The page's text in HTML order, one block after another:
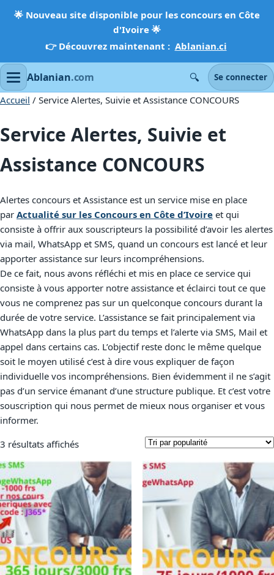
🌟 Nouveau site disponible pour les concours en Côte
d'Ivoire 🌟
👉 Découvrez maintenant : Ablanian.ci
Ablanian.com 🔍 Se connecter
Accueil / Service Alertes, Suivie et Assistance CONCOURS
Service Alertes, Suivie et
Assistance CONCOURS
Alertes concours et Assistance est un service mise en place
par Actualité sur les Concours en Côte d’Ivoire et qui
consiste à offrir aux souscripteurs la possibilité d’avoir les alertes
via mail, WhatsApp et SMS, quand un concours est lancé et leur
apporter assistance sur leurs incompréhensions.
De ce fait, nous avons réfléchi et mis en place ce service qui
consiste à vous apporter notre assistance et éclairci tout ce que
vous ne comprenez pas sur un quelconque concours durant la
durée de votre service. L’assistance se fait principalement via
WhatsApp dans la plus part du temps et l’alerte via SMS, Mail et
appel dans certains cas. L’objectif reste donc le même quelque
soit le moyen utilisé c’est à dire vous expliquer de façon
individuelle vos incompréhensions. Bien évidemment il ne s’agit
pas d’un service émanant d’une structure publique. Et c’est votre
souscription qui nous permet de mieux nous organiser et vous
informer.
3 résultats affichés